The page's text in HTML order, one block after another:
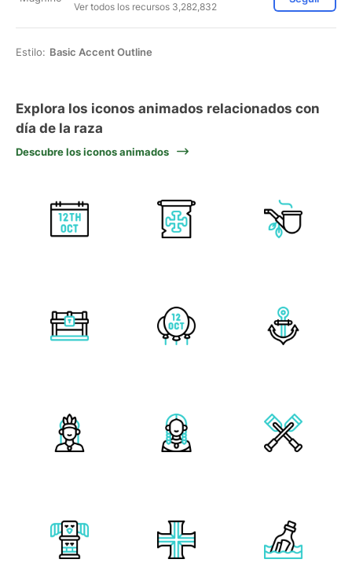
Ver todos los recursos 3,282,832
Estilo: Basic Accent Outline
Explora los iconos animados relacionados con
día de la raza
Descubre los iconos animados